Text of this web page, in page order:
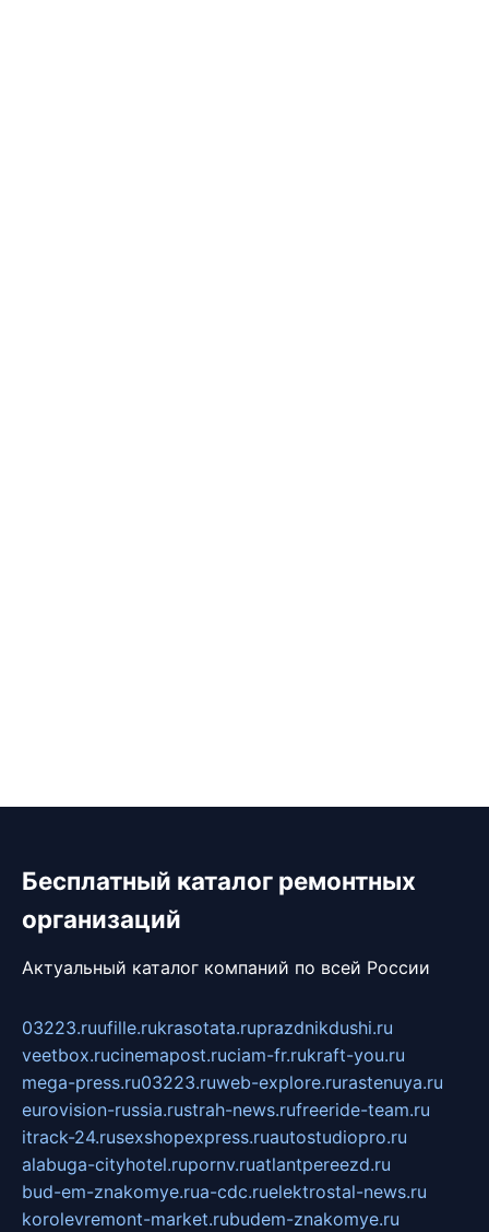
Бесплатный каталог ремонтных
организаций
Актуальный каталог компаний по всей России
03223.ruufille.rukrasotata.ruprazdnikdushi.ru
veetbox.rucinemapost.ruciam-fr.rukraft-you.ru
mega-press.ru03223.ruweb-explore.rurastenuya.ru
eurovision-russia.rustrah-news.rufreeride-team.ru
itrack-24.rusexshopexpress.ruautostudiopro.ru
alabuga-cityhotel.rupornv.ruatlantpereezd.ru
bud-em-znakomye.rua-cdc.ruelektrostal-news.ru
korolevremont-market.rubudem-znakomye.ru